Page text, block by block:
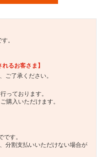
。
るお客さま】
ご了承ください。
っております。
購入いただけます。
です。
分割支払いいただけない場合が